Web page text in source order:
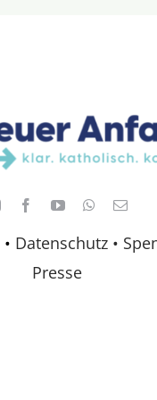
• Datenschutz •
Presse